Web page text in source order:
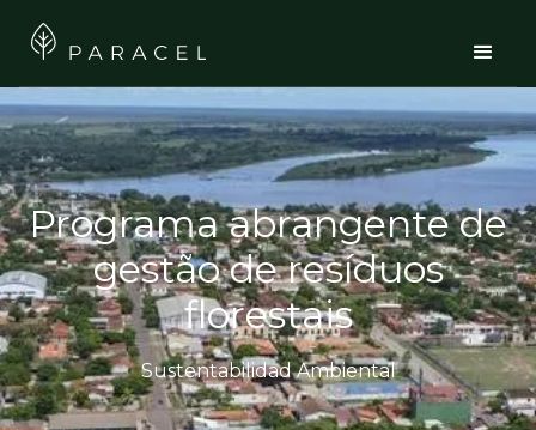
Programa abrangente de
gestão de resíduos
florestais
Sustentabilidad Ambiental